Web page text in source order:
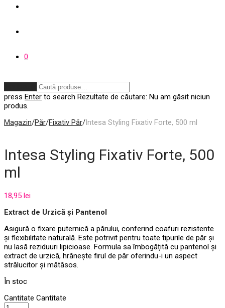
0
press Enter to search Rezultate de căutare: Nu am găsit niciun
produs.
Magazin/Păr/Fixativ Păr/Intesa Styling Fixativ Forte, 500 ml
Intesa Styling Fixativ Forte, 500
ml
18,95 lei
Extract de Urzică și Pantenol
Asigură o fixare puternică a părului, conferind coafuri rezistente
și flexibilitate naturală. Este potrivit pentru toate tipurile de păr și
nu lasă reziduuri lipicioase. Formula sa îmbogățită cu pantenol și
extract de urzică, hrănește firul de păr oferindu-i un aspect
strălucitor și mătăsos.
În stoc
Cantitate Cantitate